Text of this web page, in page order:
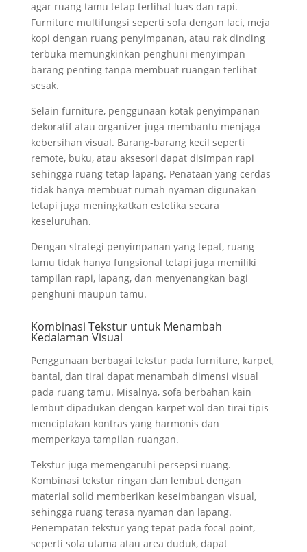
agar ruang tamu tetap terlihat luas dan rapi.
Furniture multifungsi seperti sofa dengan laci, meja
kopi dengan ruang penyimpanan, atau rak dinding
terbuka memungkinkan penghuni menyimpan
barang penting tanpa membuat ruangan terlihat
sesak.
Selain furniture, penggunaan kotak penyimpanan
dekoratif atau organizer juga membantu menjaga
kebersihan visual. Barang-barang kecil seperti
remote, buku, atau aksesori dapat disimpan rapi
sehingga ruang tetap lapang. Penataan yang cerdas
tidak hanya membuat rumah nyaman digunakan
tetapi juga meningkatkan estetika secara
keseluruhan.
Dengan strategi penyimpanan yang tepat, ruang
tamu tidak hanya fungsional tetapi juga memiliki
tampilan rapi, lapang, dan menyenangkan bagi
penghuni maupun tamu.
Kombinasi Tekstur untuk Menambah
Kedalaman Visual
Penggunaan berbagai tekstur pada furniture, karpet,
bantal, dan tirai dapat menambah dimensi visual
pada ruang tamu. Misalnya, sofa berbahan kain
lembut dipadukan dengan karpet wol dan tirai tipis
menciptakan kontras yang harmonis dan
memperkaya tampilan ruangan.
Tekstur juga memengaruhi persepsi ruang.
Kombinasi tekstur ringan dan lembut dengan
material solid memberikan keseimbangan visual,
sehingga ruang terasa nyaman dan lapang.
Penempatan tekstur yang tepat pada focal point,
seperti sofa utama atau area duduk, dapat